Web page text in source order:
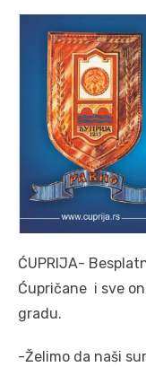
ĆUPRIJA-
Ćupričane i sve
gradu.
-Želimo da naši